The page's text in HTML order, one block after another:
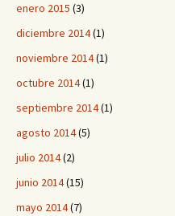
enero 2015 (3)
diciembre 2014(1)
noviembre 2014(1)
octubre 2014(1)
septiembre 2014(1)
agosto 2014(5)
julio 2014(2)
junio 2014(15)
mayo 2014(7)